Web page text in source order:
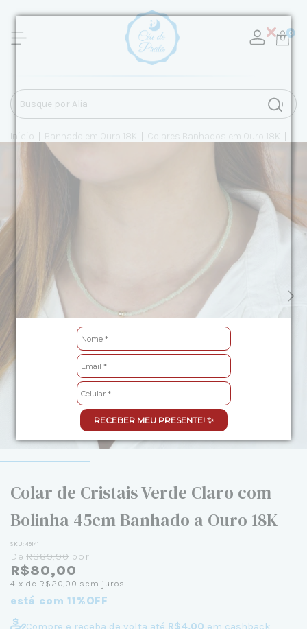
RECEBER MEU PRESENTE! ✨
0
Início Banhado em Ouro 18K Colares Banhados em Ouro 18K
Colar de Cristais Verde Claro com
Bolinha 45cm Banhado a Ouro 18K
SKU: 49141
DeR$89,90por
R$80,00
4 x de R$20,00 sem juros
está com 11%OFF
Compre e receba de volta até R$4,00 em cashback